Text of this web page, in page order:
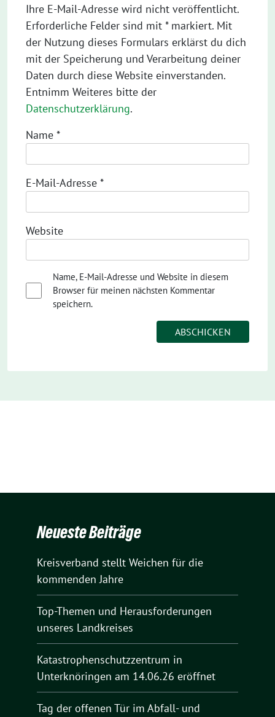
Ihre E-Mail-Adresse wird nicht veröffentlicht.
Erforderliche Felder sind mit * markiert. Mit
der Nutzung dieses Formulars erklärst du dich
mit der Speicherung und Verarbeitung deiner
Daten durch diese Website einverstanden.
Entnimm Weiteres bitte der
Datenschutzerklärung.
Name *
E-Mail-Adresse *
Website
Name, E-Mail-Adresse und Website in diesem
Browser für meinen nächsten Kommentar
speichern.
Neueste Beiträge
Kreisverband stellt Weichen für die
kommenden Jahre
Top-Themen und Herausforderungen
unseres Landkreises
Katastrophenschutzzentrum in
Unterknöringen am 14.06.26 eröffnet
Tag der offenen Tür im Abfall- und